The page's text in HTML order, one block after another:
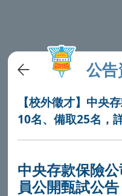
公
【校外徵才】中央
10名、備取25名，
中央存款保險
員公開甄試公告